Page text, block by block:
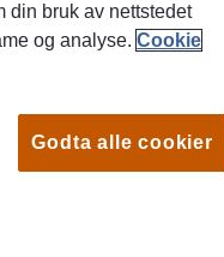
Vikarjobb –
din bruk av nettstedet
og analyse.Cookie
Godta alle cookier